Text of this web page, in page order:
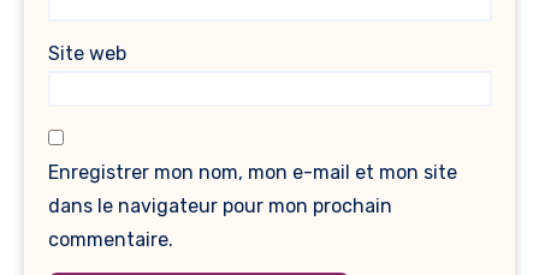
Site web
Enregistrer mon nom, mon e-mail et mon site
dans le navigateur pour mon prochain
commentaire.